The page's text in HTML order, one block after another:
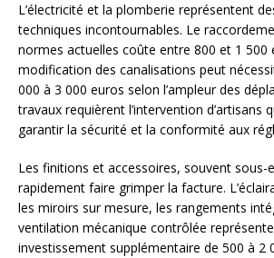
L’électricité et la plomberie représentent
techniques incontournables. Le
normes actuelles coûte entre 800 et 1 500
modification des canalisations peut
000 à 3 000 euros selon l’ampleur des
travaux requièrent l’intervention d’artisans
garantir la sécurité et la conformité aux
Les finitions et accessoires, souvent sous-
rapidement faire grimper la facture.
les miroirs sur mesure, les rangements
ventilation mécanique contrôlée
investissement supplémentaire de 500 à 2